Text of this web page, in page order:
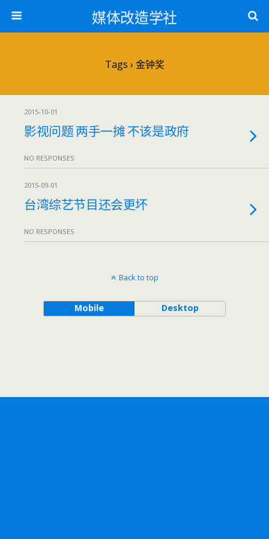
媒体改造学社
Tags › 金钟奖
2015-10-01
影视问题 两手一摊 不该是政府
NO RESPONSES
2015-09-01
台湾综艺节目还会更坏
NO RESPONSES
Back to top
Mobile Desktop